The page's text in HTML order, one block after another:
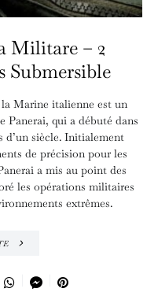
Militare – 2
Submersible
Marine italienne est un
Panerai, qui a débuté dans
d’un siècle. Initialement
de précision pour les
a mis au point des
les opérations militaires
extrêmes.